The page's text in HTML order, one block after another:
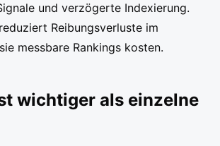
und verzögerte Indexierung.
Reibungsverluste im
messbare Rankings kosten.
wichtiger als einzelne